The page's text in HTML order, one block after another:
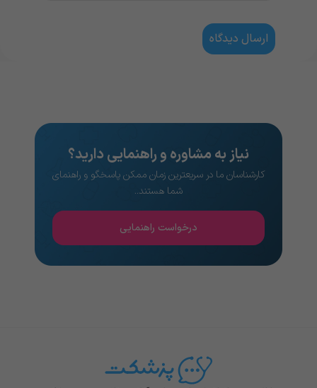
نیاز به مشاوره و راهنمایی دارید؟
کارشناسان ما در سریعترین زمان ممکن پاسخگو و راهنمای
شما هستند..
درخواست راهنمایی